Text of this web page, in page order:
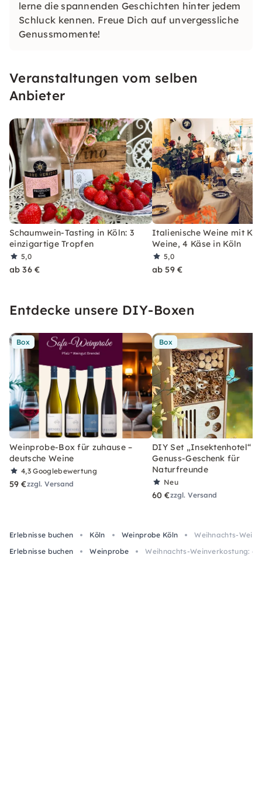
lerne die spannenden Geschichten hinter jedem
Schluck kennen. Freue Dich auf unvergessliche
Genussmomente!
Veranstaltungen vom selben
Anbieter
Schaumwein-Tasting in Köln: 3
einzigartige Tropfen
5,0
ab 36 €
Italienische Weine mit
Weine, 4 Käse in Köln
5,0
ab 59 €
Entdecke unsere DIY-Boxen
Box
Weinprobe-Box für zuhause –
deutsche Weine
4,3Googlebewertung
59 €zzgl. Versand
Box
DIY Set „Insektenhotel“ –
Genuss-Geschenk für
Naturfreunde
Neu
60 €zzgl. Versand
Erlebnisse buchen Köln Weinprobe Köln
Weihnachts-
Erlebnisse buchen
Weinprobe Weihnachts-Weinverkostung: 6